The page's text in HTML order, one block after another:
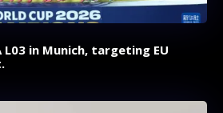
L03 in Munich, targeting EU